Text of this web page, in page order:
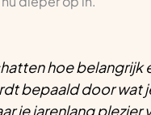
hoe
bepaald door wat
je jarenlang plezier